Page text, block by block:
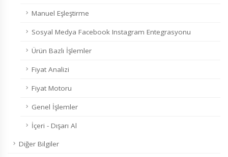
Manuel Eşleştirme
Sosyal Medya Facebook Instagram Entegrasyonu
Ürün Bazlı İşlemler
Fiyat Analizi
Fiyat Motoru
Genel İşlemler
İçeri - Dışarı Al
Diğer Bilgiler